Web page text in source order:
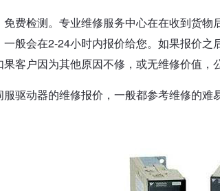
免费检测。专业维修服务中心在在收到货
一般会在2-24小时内报价给您。如果报价
果客户因为其他原因不修，或无维修价值，
服驱动器的维修报价，一般都参考维修的难